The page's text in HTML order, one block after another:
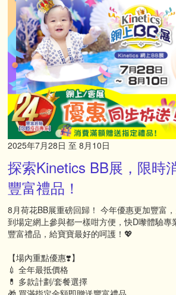
2025年7月28日 至 8月10日
探索Kinetics BB展，限時
豐富禮品！
8月荷花BB展重磅回歸！ 今年優惠更加豐富
到場定網上參與都一樣咁方便，快D嚟體驗專
豐富禮品，給寶寶最好的呵護！💖
【場內重點優惠❣️】
💉 全年最抵價格
💊 多款計劃/套餐選擇